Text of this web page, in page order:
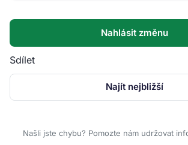
Nahlásit změnu
Sdílet
Najít nejbližší
Našli jste chybu? Pomozte nám udržovat